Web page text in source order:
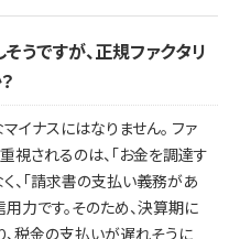
うですが、正規ファクタリ
イナスにはなりません。 ファ
視されるのは、「お金を調達す
、「請求書の支払い義務があ
力です。そのため、決算期に
税金の支払いが遅れそうに